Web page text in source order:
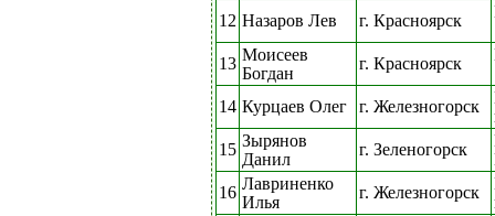
12 Назаров Лев г. Красноярск
13 Моисеев
Богдан
г. Красноярск
14 Курцаев Олег г. Железногорск
15 Зырянов
Данил
г. Зеленогорск
16 Лавриненко
Илья
г. Железногорск